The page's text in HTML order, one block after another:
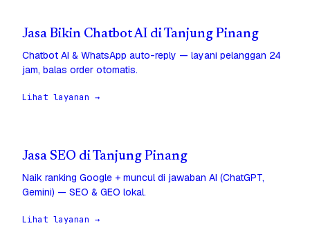
Jasa Bikin Chatbot AI di Tanjung Pinang
Chatbot AI & WhatsApp auto-reply — layani pelanggan 24
jam, balas order otomatis.
Lihat layanan →
Jasa SEO di Tanjung Pinang
Naik ranking Google + muncul di jawaban AI (ChatGPT,
Gemini) — SEO & GEO lokal.
Lihat layanan →